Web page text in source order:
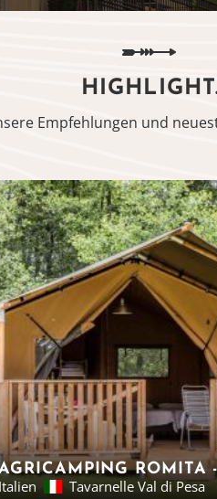
Empfehlungen und
Italien Tavarnelle Val di Pesa